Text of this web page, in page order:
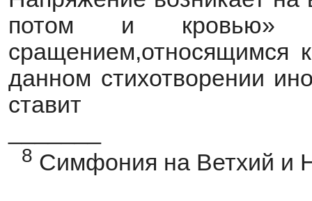
потом и кровью»
сращением,относящимся
данном стихотворении
ставит
8 Симфония на Ветхий и